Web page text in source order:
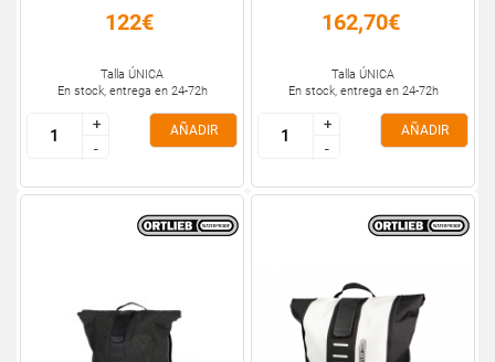
122€
Talla ÚNICA
En stock, entrega en 24-72h
+
-
+
-
AÑADIR
162,70€
Talla ÚNICA
En stock, entrega en 24-72h
+
-
+
-
AÑADIR